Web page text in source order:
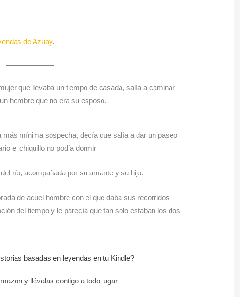
de Azuay.
que llevaba un tiempo de casada, salía a caminar
hombre que no era su esposo.
más mínima sospecha, decía que salía a dar un paseo
el chiquillo no podía dormir
río, acompañada por su amante y su hijo.
de aquel hombre con el que daba sus recorridos
del tiempo y le parecía que tan solo estaban los dos
basadas en leyendas en tu Kindle?
y llévalas contigo a todo lugar